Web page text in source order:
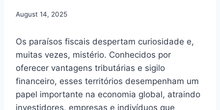
August 14, 2025
Os paraísos fiscais despertam curiosidade e,
muitas vezes, mistério. Conhecidos por
oferecer vantagens tributárias e sigilo
financeiro, esses territórios desempenham um
papel importante na economia global, atraindo
investidores, empresas e indivíduos que